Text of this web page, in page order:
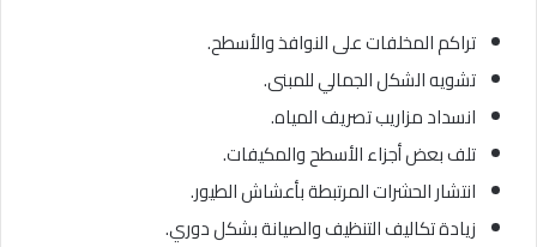
تراكم المخلفات على النوافذ والأسطح.
تشويه الشكل الجمالي للمبنى.
انسداد مزاريب تصريف المياه.
تلف بعض أجزاء الأسطح والمكيفات.
انتشار الحشرات المرتبطة بأعشاش الطيور.
زيادة تكاليف التنظيف والصيانة بشكل دوري.